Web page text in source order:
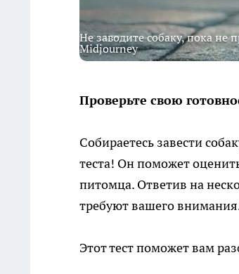
Не заводите собаку, пока не
Midjourney
Проверьте свою
Собираетесь завести
теста! Он поможет
питомца. Ответив на
требуют вашего
Этот тест поможет вам